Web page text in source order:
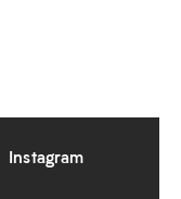
Instagram